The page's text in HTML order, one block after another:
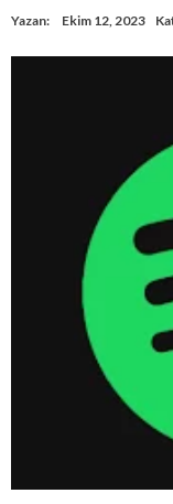
Yazan: Ekim 12, 2023